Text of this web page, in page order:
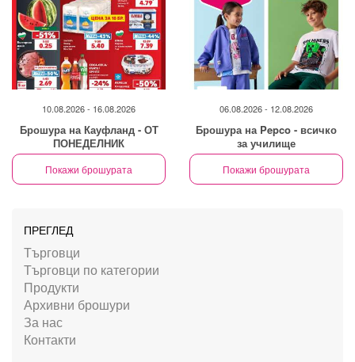
10.08.2026 - 16.08.2026
Брошура на Кауфланд - ОТ
ПОНЕДЕЛНИК
Покажи брошурата
06.08.2026 - 12.08.2026
Брошура на Pepco - всичко
за училище
Покажи брошурата
ПРЕГЛЕД
Търговци
Търговци по категории
Продукти
Архивни брошури
За нас
Контакти